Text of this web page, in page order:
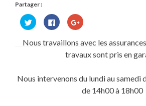
Partager :
Cliquez
pour
partager
Twitter(ouvre
Cliquez
pour
partager
sur
Facebook(ouvre
dans
une
Cliquez
pour
Google+
dans
fenêtre)
Nous travaillons avec les
travaux sont pris en
Nous intervenons du lundi au samedi
de 14h00 à 18h00